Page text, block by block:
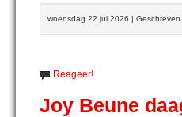
woensdag 22 jul 2026 |
Reageer!
Joy Beune